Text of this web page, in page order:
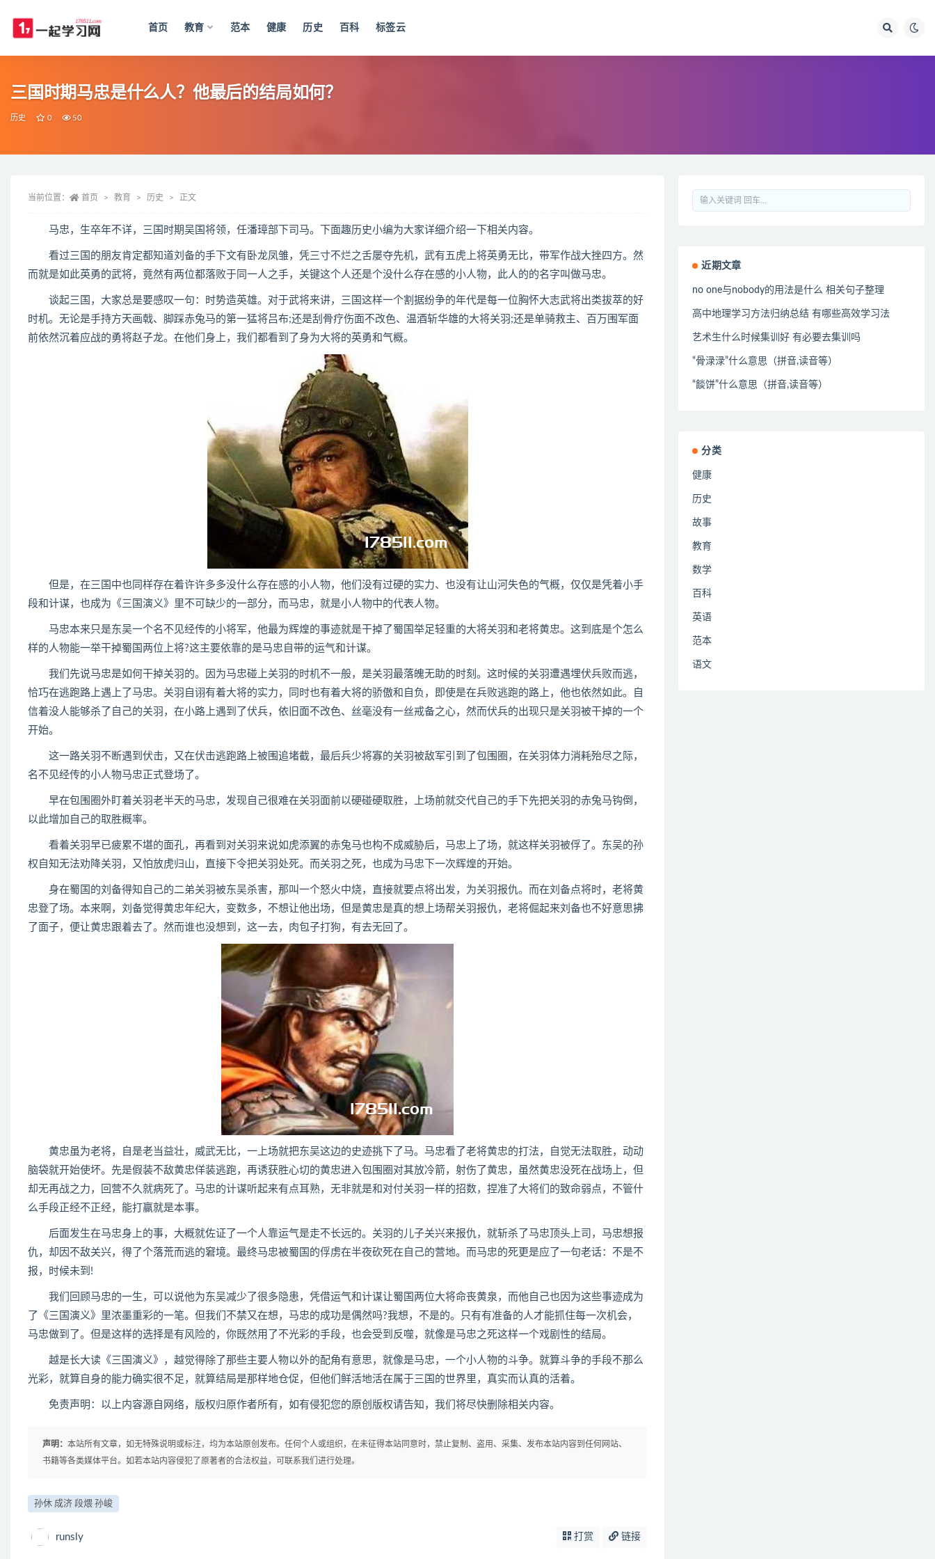
首页 教育 范本 健康 历史 百科 标签云
三国时期马忠是什么人？他最后的结局如何？
历史 0 50
当前位置： 首页 教育 历史 正文
马忠，生卒年不详，三国时期吴国将领，任潘璋部下司马。下面趣历史小编为大家详细介绍一下相关内容。
看过三国的朋友肯定都知道刘备的手下文有卧龙凤雏，凭三寸不烂之舌屡夺先机，武有五虎上将英勇无比，带军作战大挫四方。然
而就是如此英勇的武将，竟然有两位都落败于同一人之手，关键这个人还是个没什么存在感的小人物，此人的的名字叫做马忠。
谈起三国，大家总是要感叹一句：时势造英雄。对于武将来讲，三国这样一个割据纷争的年代是每一位胸怀大志武将出类拔萃的好
时机。无论是手持方天画戟、脚踩赤兔马的第一猛将吕布;还是刮骨疗伤面不改色、温酒斩华雄的大将关羽;还是单骑救主、百万围军面
前依然沉着应战的勇将赵子龙。在他们身上，我们都看到了身为大将的英勇和气概。
但是，在三国中也同样存在着许许多多没什么存在感的小人物，他们没有过硬的实力、也没有让山河失色的气概，仅仅是凭着小手
段和计谋，也成为《三国演义》里不可缺少的一部分，而马忠，就是小人物中的代表人物。
马忠本来只是东吴一个名不见经传的小将军，他最为辉煌的事迹就是干掉了蜀国举足轻重的大将关羽和老将黄忠。这到底是个怎么
样的人物能一举干掉蜀国两位上将?这主要依靠的是马忠自带的运气和计谋。
我们先说马忠是如何干掉关羽的。因为马忠碰上关羽的时机不一般，是关羽最落魄无助的时刻。这时候的关羽遭遇埋伏兵败而逃，
恰巧在逃跑路上遇上了马忠。关羽自诩有着大将的实力，同时也有着大将的骄傲和自负，即使是在兵败逃跑的路上，他也依然如此。自
信着没人能够杀了自己的关羽，在小路上遇到了伏兵，依旧面不改色、丝毫没有一丝戒备之心，然而伏兵的出现只是关羽被干掉的一个
开始。
这一路关羽不断遇到伏击，又在伏击逃跑路上被围追堵截，最后兵少将寡的关羽被敌军引到了包围圈，在关羽体力消耗殆尽之际，
名不见经传的小人物马忠正式登场了。
早在包围圈外盯着关羽老半天的马忠，发现自己很难在关羽面前以硬碰硬取胜，上场前就交代自己的手下先把关羽的赤兔马钩倒，
以此增加自己的取胜概率。
看着关羽早已疲累不堪的面孔，再看到对关羽来说如虎添翼的赤兔马也构不成威胁后，马忠上了场，就这样关羽被俘了。东吴的孙
权自知无法劝降关羽，又怕放虎归山，直接下令把关羽处死。而关羽之死，也成为马忠下一次辉煌的开始。
身在蜀国的刘备得知自己的二弟关羽被东吴杀害，那叫一个怒火中烧，直接就要点将出发，为关羽报仇。而在刘备点将时，老将黄
忠登了场。本来啊，刘备觉得黄忠年纪大，变数多，不想让他出场，但是黄忠是真的想上场帮关羽报仇，老将倔起来刘备也不好意思拂
了面子，便让黄忠跟着去了。然而谁也没想到，这一去，肉包子打狗，有去无回了。
黄忠虽为老将，自是老当益壮，威武无比，一上场就把东吴这边的史迹挑下了马。马忠看了老将黄忠的打法，自觉无法取胜，动动
脑袋就开始使坏。先是假装不敌黄忠佯装逃跑，再诱获胜心切的黄忠进入包围圈对其放冷箭，射伤了黄忠，虽然黄忠没死在战场上，但
却无再战之力，回营不久就病死了。马忠的计谋听起来有点耳熟，无非就是和对付关羽一样的招数，捏准了大将们的致命弱点，不管什
么手段正经不正经，能打赢就是本事。
后面发生在马忠身上的事，大概就佐证了一个人靠运气是走不长远的。关羽的儿子关兴来报仇，就斩杀了马忠顶头上司，马忠想报
仇，却因不敌关兴，得了个落荒而逃的窘境。最终马忠被蜀国的俘虏在半夜砍死在自己的营地。而马忠的死更是应了一句老话：不是不
报，时候未到!
我们回顾马忠的一生，可以说他为东吴减少了很多隐患，凭借运气和计谋让蜀国两位大将命丧黄泉，而他自己也因为这些事迹成为
了《三国演义》里浓墨重彩的一笔。但我们不禁又在想，马忠的成功是偶然吗?我想，不是的。只有有准备的人才能抓住每一次机会，
马忠做到了。但是这样的选择是有风险的，你既然用了不光彩的手段，也会受到反噬，就像是马忠之死这样一个戏剧性的结局。
越是长大读《三国演义》，越觉得除了那些主要人物以外的配角有意思，就像是马忠，一个小人物的斗争。就算斗争的手段不那么
光彩，就算自身的能力确实很不足，就算结局是那样地仓促，但他们鲜活地活在属于三国的世界里，真实而认真的活着。
免责声明：以上内容源自网络，版权归原作者所有，如有侵犯您的原创版权请告知，我们将尽快删除相关内容。
声明： 本站所有文章，如无特殊说明或标注，均为本站原创发布。任何个人或组织，在未征得本站同意时，禁止复制、盗用、采集、发布本站内容到任何网站、
书籍等各类媒体平台。如若本站内容侵犯了原著者的合法权益，可联系我们进行处理。
孙休 成济 段煨 孙峻
runsly 打赏 链接
近期文章
no one与nobody的用法是什么 相关句子整理
高中地理学习方法归纳总结 有哪些高效学习法
艺术生什么时候集训好 有必要去集训吗
“骨渌渌”什么意思（拼音,读音等）
“餤饼”什么意思（拼音,读音等）
分类
健康
历史
故事
教育
数学
百科
英语
范本
语文